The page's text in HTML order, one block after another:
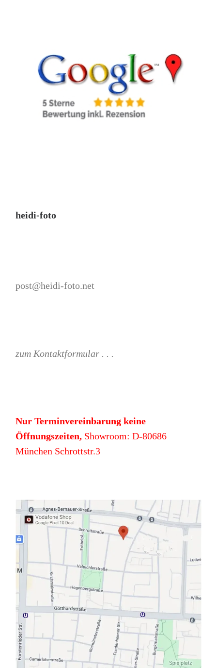
heidi-foto
post@heidi-foto.net
zum Kontaktformular . . .
Nur Terminvereinbarung keine
Öffnungszeiten,Showroom: D-80686
München Schrottstr.3